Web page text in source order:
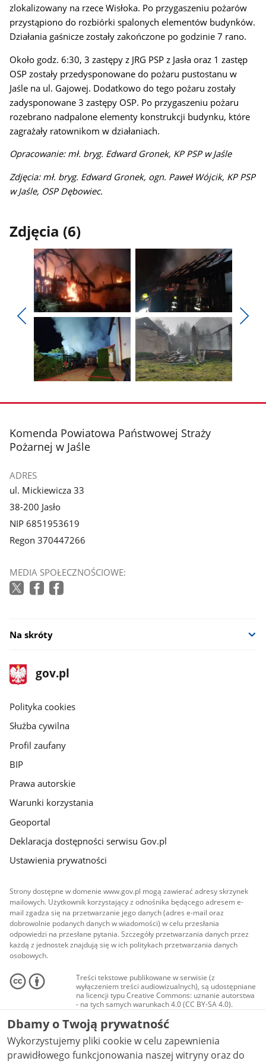
zlokalizowany na rzece Wisłoka. Po przygaszeniu pożarów
przystąpiono do rozbiórki spalonych elementów budynków.
Działania gaśnicze zostały zakończone po godzinie 7 rano.
Około godz. 6:30, 3 zastępy z JRG PSP z Jasła oraz 1 zastęp
OSP zostały przedysponowane do pożaru pustostanu w
Jaśle na ul. Gajowej. Dodatkowo do tego pożaru zostały
zadysponowane 3 zastępy OSP. Po przygaszeniu pożaru
rozebrano nadpalone elementy konstrukcji budynku, które
zagrażały ratownikom w działaniach.
Opracowanie: mł. bryg. Edward Gronek, KP PSP w Jaśle
Zdjęcia: mł. bryg. Edward Gronek, ogn. Paweł Wójcik, KP PSP
w Jaśle, OSP Dębowiec.
Zdjęcia (6)
poprzednie
zdjęcia
Pokaż
zdjęcie
1
z
galerii.
Pokaż
zdjęcie
z
galerii.
zdjęcie
galerii.
zdjęcie
z
galerii.
stopka
Komenda Powiatowa Państwowej Straży
Pożarnej w Jaśle
ADRES
ul. Mickiewicza 33
38-200 Jasło
NIP 6851953619
Regon 370447266
MEDIA SPOŁECZNOŚCIOWE:
Na skróty
stopka
gov.pl
Strona
gov.pl
gov.pl
Polityka cookies
Służba cywilna
Profil zaufany
BIP
Prawa autorskie
Warunki korzystania
Geoportal
Deklaracja dostępności serwisu Gov.pl
Ustawienia prywatności
Strony dostępne w domenie www.gov.pl mogą zawierać adresy skrzynek
mailowych. Użytkownik korzystający z odnośnika będącego adresem e-
mail zgadza się na przetwarzanie jego danych (adres e-mail oraz
dobrowolnie podanych danych w wiadomości) w celu przesłania
odpowiedzi na przesłane pytania. Szczegóły przetwarzania danych przez
każdą z jednostek znajdują się w ich politykach przetwarzania danych
osobowych.
Treści tekstowe publikowane w serwisie (z
wyłączeniem treści audiowizualnych), są udostępniane
na licencji typu Creative Commons: uznanie autorstwa
- na tych samych warunkach 4.0 (CC BY-SA 4.0).
Materiały audiowizualne, w tym zdjęcia, materiały
audio i wideo, są udostępniane na licencji typu
Creative Commons: uznanie autorstwa użycie
niekomercyjne - bez utworów zależnych 4.0 (CC BY-
NC-ND 4.0), o ile nie jest to stwierdzone inaczej.
Dbamy o Twoją prywatność
Wykorzystujemy pliki cookie w celu zapewnienia
prawidłowego funkcjonowania naszej witryny oraz do